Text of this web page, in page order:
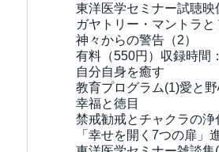
東洋医学セミナー試聴映
ガヤトリー・マントラと
神々からの警告（2）
有料（550円） 収録時間
自分自身を癒す
教育プログラム(1)愛と
幸福と徳目
禁戒勧戒とチャクラの浄
「幸せを開く7つの扉」